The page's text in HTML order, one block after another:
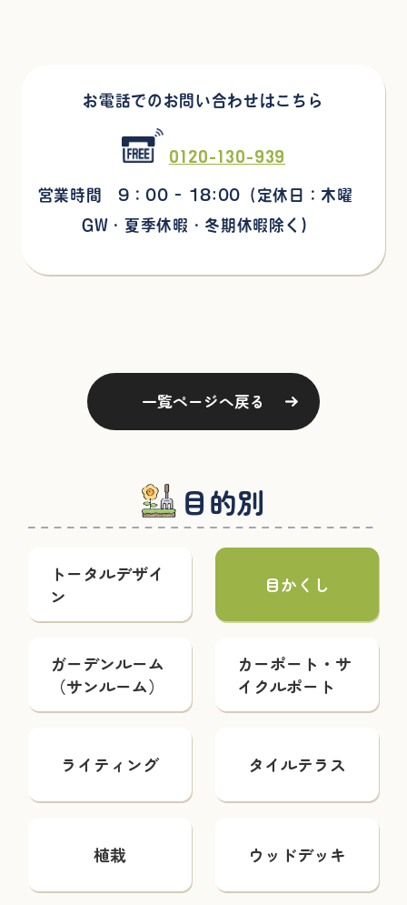
お電話でのお問い合わせはこちら
0120-130-939
営業時間 9：00 - 18:00 （定休日：木曜
GW・夏季休暇・冬期休暇除く)
目的別
トータルデザイ
ン
目かくし
ガーデンルーム
（サンルーム）
カーポート・サ
イクルポート
ライティング タイルテラス
植栽 ウッドデッキ
一覧ページへ戻る